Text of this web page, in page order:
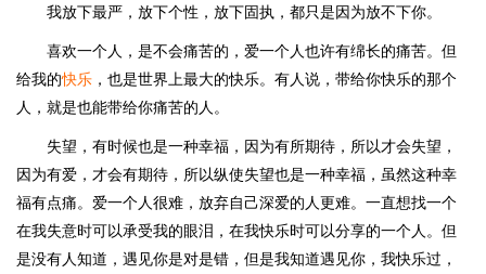
我放下最严，放下个性，放下固执，都只是因为放不下你。
喜欢一个人，是不会痛苦的，爱一个人也许有绵长的痛苦。但
给我的快乐 ，也是世界上最大的快乐。有人说，带给你快乐的那个
人，就是也能带给你痛苦的人。
失望，有时候也是一种幸福，因为有所期待，所以才会失望，
因为有爱，才会有期待，所以纵使失望也是一种幸福，虽然这种幸
福有点痛。爱一个人很难，放弃自己深爱的人更难。一直想找一个
在我失意时可以承受我的眼泪，在我快乐时可以分享的一个人。但
是没有人知道，遇见你是对是错，但是我知道遇见你，我快乐过，